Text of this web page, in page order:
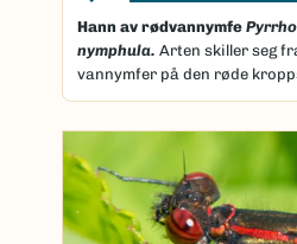
Hann av rødvannymfe
nymphula. Arten skiller seg
vannymfer på den røde